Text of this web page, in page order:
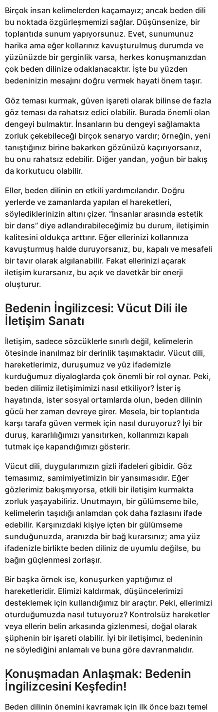
Birçok insan kelimelerden kaçamayız; ancak beden dili
bu noktada özgürleşmemizi sağlar. Düşünsenize, bir
toplantıda sunum yapıyorsunuz. Evet, sunumunuz
harika ama eğer kollarınız kavuşturulmuş durumda ve
yüzünüzde bir gerginlik varsa, herkes konuşmanızdan
çok beden dilinize odaklanacaktır. İşte bu yüzden
bedeninizin mesajını doğru vermek hayati önem taşır.
Göz teması kurmak, güven işareti olarak bilinse de fazla
göz teması da rahatsız edici olabilir. Burada önemli olan
dengeyi bulmaktır. İnsanların bu dengeyi sağlamakta
zorluk çekebileceği birçok senaryo vardır; örneğin, yeni
tanıştığınız birine bakarken gözünüzü kaçırıyorsanız,
bu onu rahatsız edebilir. Diğer yandan, yoğun bir bakış
da korkutucu olabilir.
Eller, beden dilinin en etkili yardımcılarıdır. Doğru
yerlerde ve zamanlarda yapılan el hareketleri,
söylediklerinizin altını çizer. “İnsanlar arasında estetik
bir dans” diye adlandırabileceğimiz bu durum, iletişimin
kalitesini oldukça arttırır. Eğer ellerinizi kollarınıza
kavuşturmuş halde duruyorsanız, bu, kapalı ve mesafeli
bir tavır olarak algılanabilir. Fakat ellerinizi açarak
iletişim kurarsanız, bu açık ve davetkâr bir enerji
oluşturur.
Bedenin İngilizcesi: Vücut Dili ile
İletişim Sanatı
İletişim, sadece sözcüklerle sınırlı değil, kelimelerin
ötesinde inanılmaz bir derinlik taşımaktadır. Vücut dili,
hareketlerimiz, duruşumuz ve yüz ifademizle
kurduğumuz diyaloglarda çok önemli bir rol oynar. Peki,
beden dilimiz iletişimimizi nasıl etkiliyor? İster iş
hayatında, ister sosyal ortamlarda olun, beden dilinin
gücü her zaman devreye girer. Mesela, bir toplantıda
karşı tarafa güven vermek için nasıl duruyoruz? İyi bir
duruş, kararlılığımızı yansıtırken, kollarımızı kapalı
tutmak içe kapandığımızı gösterir.
Vücut dili, duygularımızın gizli ifadeleri gibidir. Göz
temasımız, samimiyetimizin bir yansımasıdır. Eğer
gözlerimiz bakışmıyorsa, etkili bir iletişim kurmakta
zorluk yaşayabiliriz. Unutmayın, bir gülümseme bile,
kelimelerin taşıdığı anlamdan çok daha fazlasını ifade
edebilir. Karşınızdaki kişiye içten bir gülümseme
sunduğunuzda, aranızda bir bağ kurarsınız; ama yüz
ifadenizle birlikte beden diliniz de uyumlu değilse, bu
bağın güçlenmesi zorlaşır.
Bir başka örnek ise, konuşurken yaptığımız el
hareketleridir. Elimizi kaldırmak, düşüncelerimizi
desteklemek için kullandığımız bir araçtır. Peki, ellerimizi
oturduğumuzda nasıl tutuyoruz? Kontrolsüz hareketler
veya ellerin belin arkasında gizlenmesi, doğal olarak
şüphenin bir işareti olabilir. İyi bir iletişimci, bedeninin
ne söylediğini anlamalı ve buna göre davranmalıdır.
Konuşmadan Anlaşmak: Bedenin
İngilizcesini Keşfedin!
Beden dilinin önemini kavramak için ilk önce bazı temel